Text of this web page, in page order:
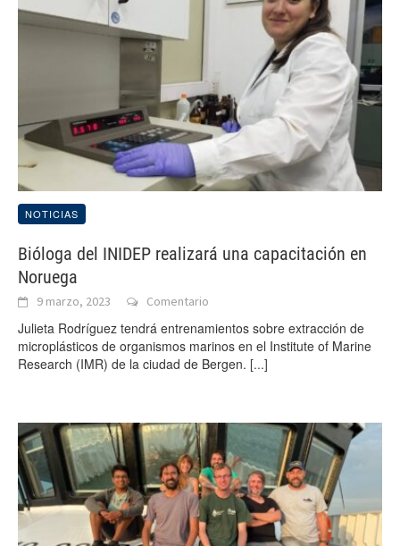
NOTICIAS
Bióloga del INIDEP realizará una capacitación en
Noruega
9 marzo, 2023 Comentario
Julieta Rodríguez tendrá entrenamientos sobre extracción de
microplásticos de organismos marinos en el Institute of Marine
Research (IMR) de la ciudad de Bergen. [...]